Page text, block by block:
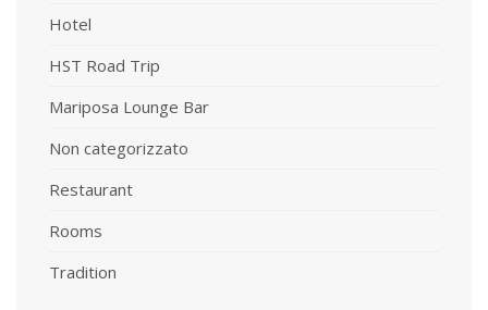
Hotel
HST Road Trip
Mariposa Lounge Bar
Non categorizzato
Restaurant
Rooms
Tradition